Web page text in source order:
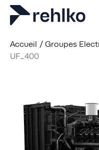
Accueil / Groupes
UF_400